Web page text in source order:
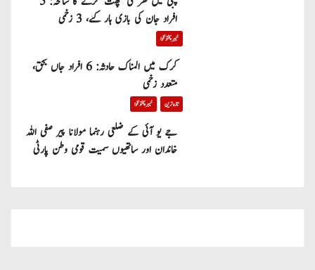
افراد جان کی بازی ہار گئے، 3 زخمی
خیبر پختونخوا
کرک میں المناک حادثہ: 6 افراد جاں بحق،
متعدد زخمی
تازہ ترین خیبر پختونخوا
جے یو آئی کے ضلعی رہنما مولانا پیر صفی اللہ
خاندان اور ساتھیوں سمیت قومی وطن پارٹی